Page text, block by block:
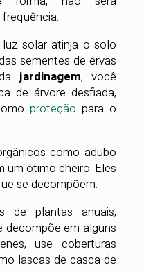
solar atinja o solo
sementes de ervas
dajardinagem, você
de árvore desfiada,
proteção para o
como adubo
um ótimo cheiro. Eles
se decompõem.
de plantas anuais,
decompõe em alguns
use coberturas
lascas de casca de